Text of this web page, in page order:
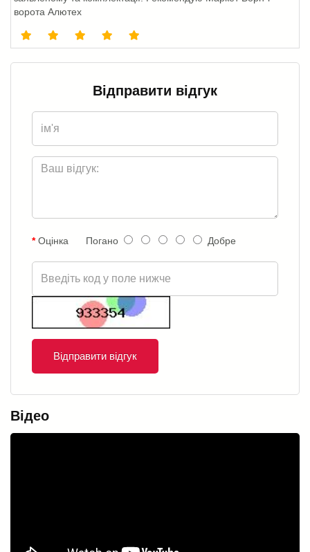
ворота Алютех
Відправити відгук
Оцінка Погано Добре
Відправити відгук
Відео